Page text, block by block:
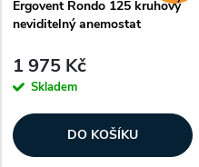
p
r
o
s
p
r
Ergovent Rondo 125 kruhový
neviditelný anemostat
1 975 Kč
Skladem
DO KOŠÍKU